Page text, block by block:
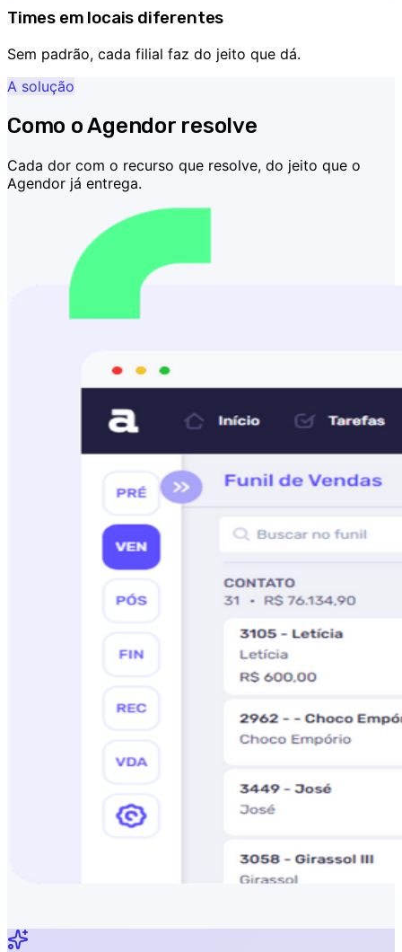
Times em locais diferentes
Sem padrão, cada filial faz do jeito que dá.
A solução
Como o Agendor resolve
Cada dor com o recurso que resolve, do jeito que o
Agendor já entrega.